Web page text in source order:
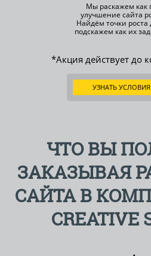
Мы раскажем как
улучшение сайта
Найдём точки роста
подскажем как их
*Акция действует до
УЗНАТЬ
ЧТО ВЫ
ЗАКАЗЫВАЯ
САЙТА В
CREATIVE